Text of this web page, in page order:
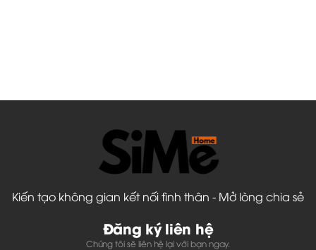
Kiến tạo không gian kết nối tình thân - Mở lòng chia sẻ
Đăng ký liên hệ
Chúng tôi sẽ liên hệ lại với bạn ngay.